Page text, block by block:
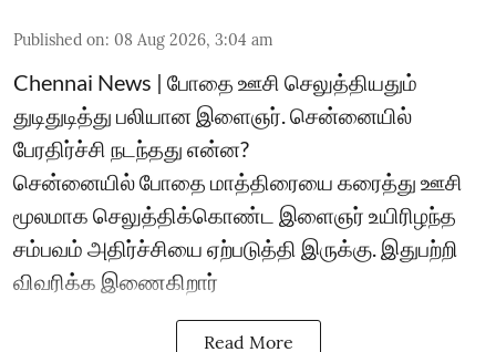
Published on: 08 Aug 2026, 3:04 am
Chennai News | போதை ஊசி செலுத்தியதும்
துடிதுடித்து பலியான இளைஞர். சென்னையில்
பேரதிர்ச்சி நடந்தது என்ன?
சென்னையில் போதை மாத்திரையை கரைத்து ஊசி
மூலமாக செலுத்திக்கொண்ட இளைஞர் உயிரிழந்த
சம்பவம் அதிர்ச்சியை ஏற்படுத்தி இருக்கு. இதுபற்றி
விவரிக்க இணைகிறார்
Read More